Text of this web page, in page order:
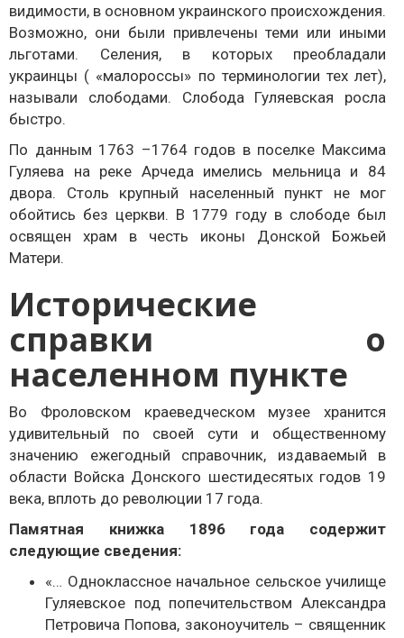
видимости, в основном украинского происхождения.
Возможно, они были привлечены теми или иными
льготами. Селения, в которых преобладали
украинцы ( «малороссы» по терминологии тех лет),
называли слободами. Слобода Гуляевская росла
быстро.
По данным 1763 –1764 годов в поселке Максима
Гуляева на реке Арчеда имелись мельница и 84
двора. Столь крупный населенный пункт не мог
обойтись без церкви. В 1779 году в слободе был
освящен храм в честь иконы Донской Божьей
Матери.
Исторические
справки о
населенном пункте
Во Фроловском краеведческом музее хранится
удивительный по своей сути и общественному
значению ежегодный справочник, издаваемый в
области Войска Донского шестидесятых годов 19
века, вплоть до революции 17 года.
Памятная книжка 1896 года содержит
следующие сведения:
«… Однокласcное начальное сельское училище
Гуляевское под попечительством Александра
Петровича Попова, законоучитель – священник